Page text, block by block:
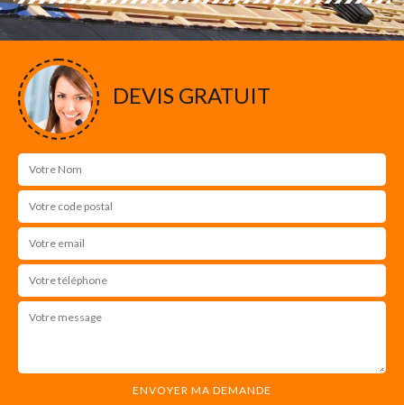
DEVIS GRATUIT